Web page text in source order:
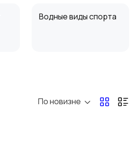
Водные виды спорта
По новизне